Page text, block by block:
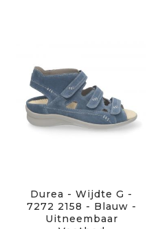
Durea - Wijdte G -
7272 2158 - Blauw -
Uitneembaar